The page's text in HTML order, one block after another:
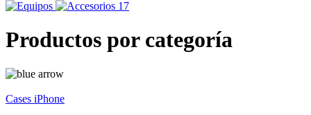
Productos por categoría
Cases iPhone